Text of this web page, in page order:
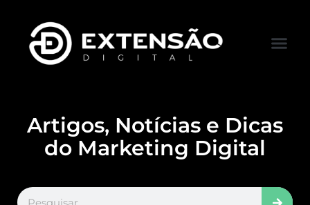
Artigos, Notícias e Dicas
do Marketing Digital